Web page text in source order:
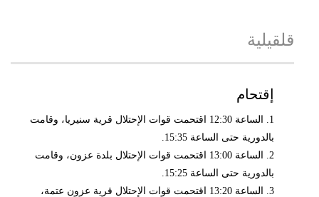
قلقيلية
إقتحام
1. الساعة 12:30 اقتحمت قوات الإحتلال قرية سنيريا، وقامت
بالدورية حتى الساعة 15:35.
2. الساعة 13:00 اقتحمت قوات الإحتلال بلدة عزون، وقامت
بالدورية حتى الساعة 15:25.
3. الساعة 13:20 اقتحمت قوات الإحتلال قرية عزون عتمة،